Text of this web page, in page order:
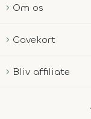
Om os
Gavekort
Bliv affiliate